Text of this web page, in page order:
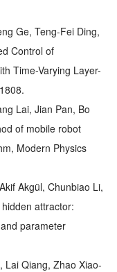
Ge, Teng-Fei Ding,
Control of
Time-Varying Layer-
Lai, Jian Pan, Bo
of mobile robot
Modern Physics
Akgül, Chunbiao Li,
attractor:
parameter
Lai Qiang, Zhao Xiao-